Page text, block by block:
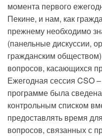
момента первого
Пекине, и нам, как
прежнему необходимо
(панельные дискуссии,
гражданским
вопросов, касающихся
Ежегодная сессия CSO
программе была сведена
контрольным списком
предоставлять время
вопросов, связанных с